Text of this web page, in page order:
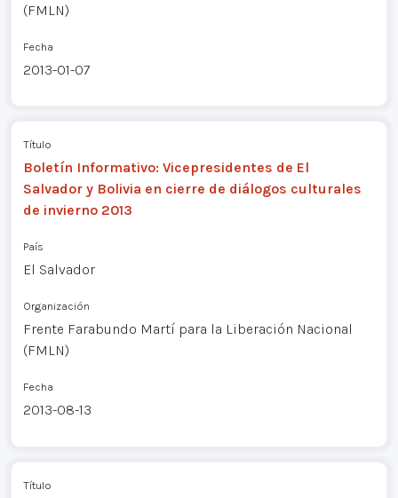
(FMLN)
Fecha
2013-01-07
Título
Boletín Informativo: Vicepresidentes de El
Salvador y Bolivia en cierre de diálogos culturales
de invierno 2013
País
El Salvador
Organización
Frente Farabundo Martí para la Liberación Nacional
(FMLN)
Fecha
2013-08-13
Título